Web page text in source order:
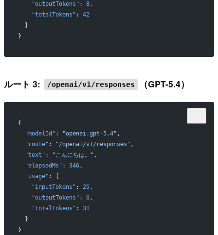
    "outputTokens"
: 8,
    "totalTokens"
: 42
  }
}
ルート 3: /openai/v1/responses （GPT-5.4）
{
  "modelId"
: "openai.gpt-5.4" ,
  "route"
: "/openai/v1/responses" ,
  "text"
: "こんにちは。" ,
  "elapsedMs"
: 346,
  "usage"
: {
    "inputTokens"
: 25,
    "outputTokens"
: 6,
    "totalTokens"
: 31
  }
}